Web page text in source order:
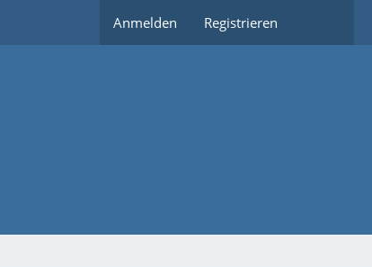
Anmelden Registrieren